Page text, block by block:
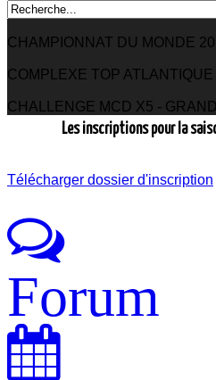
CHAMPIONNAT DU MONDE
COMPLEXE TOP ATLANTIQUE
CHALLENGE MCD X5 -
Les inscriptions pour la
Télécharger dossier d'inscription
Forum